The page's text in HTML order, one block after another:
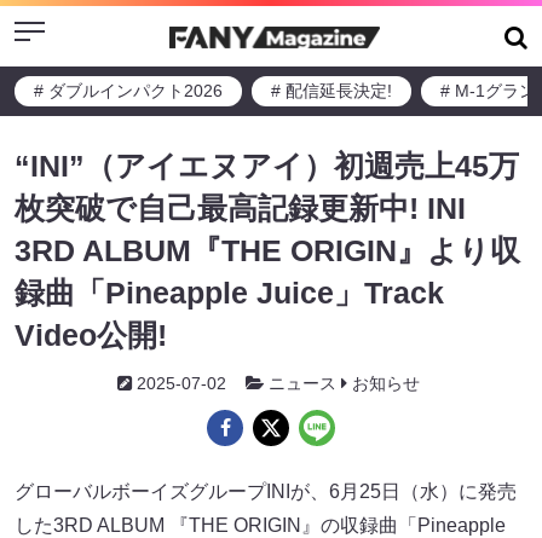
Menu
# ダブルインパクト2026 # 配信延長決定! # M-1グラン
“INI”（アイエヌアイ）初週売上45万
枚突破で自己最高記録更新中! INI
3RD ALBUM『THE ORIGIN』より収
録曲「Pineapple Juice」Track
Video公開!
2025-07-02 ニュース お知らせ
グローバルボーイズグループINIが、6月25日（水）に発売
した3RD ALBUM 『THE ORIGIN』の収録曲「Pineapple